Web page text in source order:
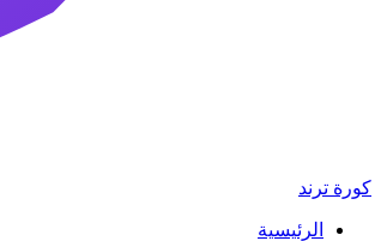
كورة ترند
الرئيسية